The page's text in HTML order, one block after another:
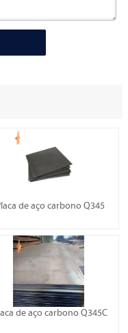
de aço carbono Q345
de aço carbono Q345C